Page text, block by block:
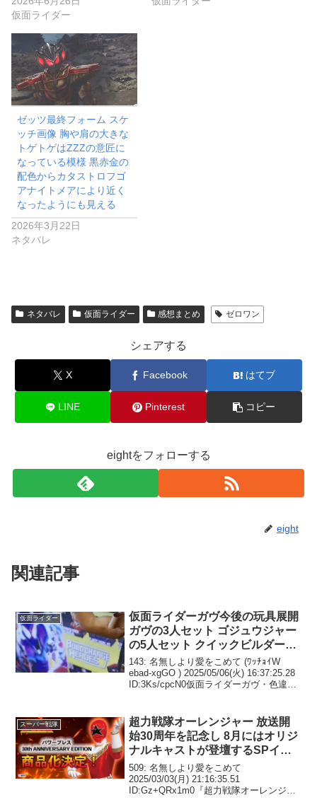
仮面ライダー
ゼッツ最終フォーム スケ
ッチ画像 胸や肩の大きな
トゲトゲはZZZの意匠に
なっている模様 黒赤金の
配色からカタストロフゴ
アナイトメアにより近く
なったようにも見える
2026年3月22日
ネタバレ
ネタバレ 仮面ライダー 感想まとめ ゼロワン
シェアする
X Facebook はてブ
LINE Pinterest コピー
eightをフォローする
eight
関連記事
仮面ライダー
仮面ライダーガヴ今後の玩具展開
ガヴの3人セット ゴジュウジャー
の5人セット クイックビルダーズ
仮面ライダー 3.5頭身ぐらいの仮
面ライダーのプラモ 武器やライ
ダーをカスタマイズ可能
143: 名無しより愛をこめて (ﾜｯﾁｮｲW
ebad-xgGO ) 2025/05/06(火) 16:37:25.28
ID:3Ks/cpcN0仮面ライダーガヴ・色違い
スーパー戦隊
超力戦隊オーレンジャー 放送開
始30周年を記念し 8月にはオリジ
ナルキャストが登壇するSPイベ
ントの開催 さらに パワーブレス
30th ANNIVERSARY EDITION
が商品化決定
509: 名無しより愛をこめて
2025/03/03(月) 21:16:35.51
ID:Gz+QRx1m0『超力戦隊オーレンジャ